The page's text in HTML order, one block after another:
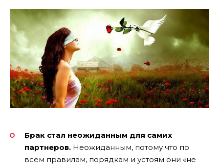
Брак стал неожиданным для самих
партнеров. Неожиданным, потому что по
всем правилам, порядкам и устоям они «не